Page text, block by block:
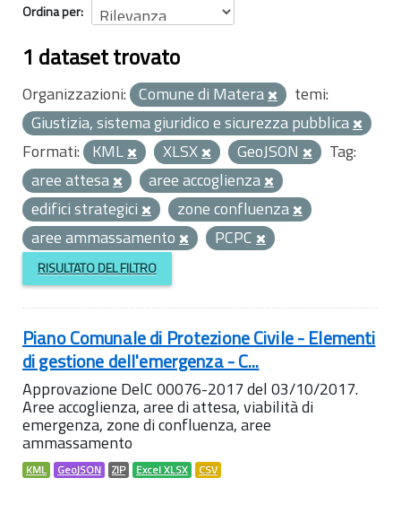
Ordina per
1 dataset trovato
Organizzazioni: Comune di Matera
temi:
Giustizia, sistema giuridico e sicurezza pubblica
Formati: KML XLSX GeoJSON
Tag:
aree attesa
aree accoglienza
edifici strategici
zone confluenza
aree ammassamento
PCPC
RISULTATO DEL FILTRO
Piano Comunale di Protezione Civile - Elementi
di gestione dell'emergenza - C...
Approvazione DelC 00076-2017 del 03/10/2017.
Aree accoglienza, aree di attesa, viabilità di
emergenza, zone di confluenza, aree
ammassamento
KML GeoJSON ZIP Excel XLSX CSV